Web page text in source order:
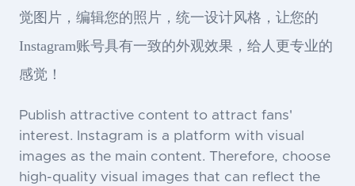
觉图片，编辑您的照片，统一设计风格，让您的
Instagram账号具有一致的外观效果，给人更专业的
感觉！
Publish attractive content to attract fans'
interest. Instagram is a platform with visual
images as the main content. Therefore, choose
high-quality visual images that can reflect the